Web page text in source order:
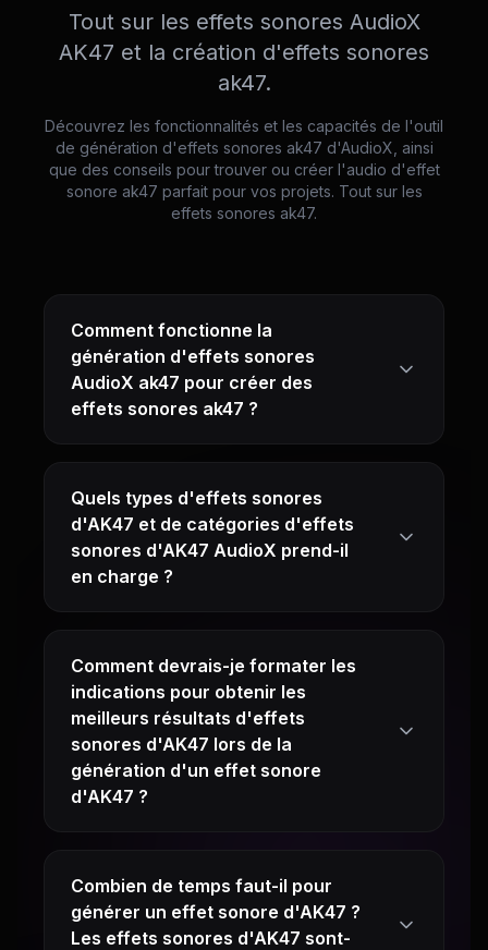
Tout sur les effets sonores AudioX
AK47 et la création d'effets sonores
ak47.
Découvrez les fonctionnalités et les capacités de l'outil
de génération d'effets sonores ak47 d'AudioX, ainsi
que des conseils pour trouver ou créer l'audio d'effet
sonore ak47 parfait pour vos projets. Tout sur les
effets sonores ak47.
Comment fonctionne la
génération d'effets sonores
AudioX ak47 pour créer des
effets sonores ak47 ?
Quels types d'effets sonores
d'AK47 et de catégories d'effets
sonores d'AK47 AudioX prend-il
en charge ?
Comment devrais-je formater les
indications pour obtenir les
meilleurs résultats d'effets
sonores d'AK47 lors de la
génération d'un effet sonore
d'AK47 ?
Combien de temps faut-il pour
générer un effet sonore d'AK47 ?
Les effets sonores d'AK47 sont-